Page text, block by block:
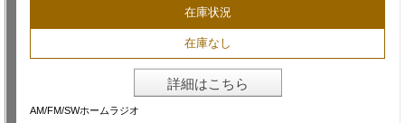
在庫状況
在庫なし
詳細はこちら
AM/FM/SWホームラジオ